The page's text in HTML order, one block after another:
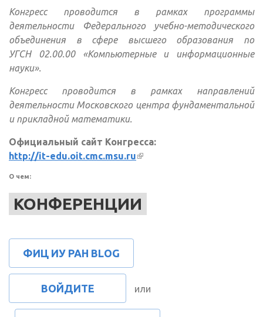
Конгресс проводится в рамках программы
деятельности Федерального учебно-методического
объединения в сфере высшего образования по
УГСН 02.00.00 «Компьютерные и информационные
науки».
Конгресс проводится в рамках направлений
деятельности Московского центра фундаментальной
и прикладной математики.
Официальный сайт Конгресса:
http://it-edu.oit.cmc.msu.ru(внешняя ссылка)
О чем:
КОНФЕРЕНЦИИ
ФИЦ ИУ РАН BLOG
ВОЙДИТЕ или